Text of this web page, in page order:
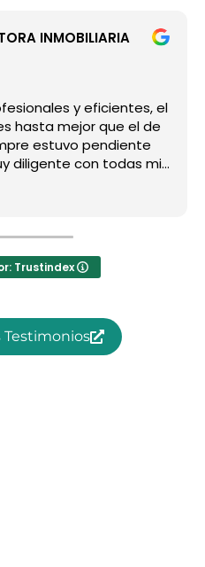
INMOBILIARIA
y eficientes, el
hasta mejor que el de
estuvo pendiente
diligente con todas mis
a nosotros nos
Trustindex
Testimonios